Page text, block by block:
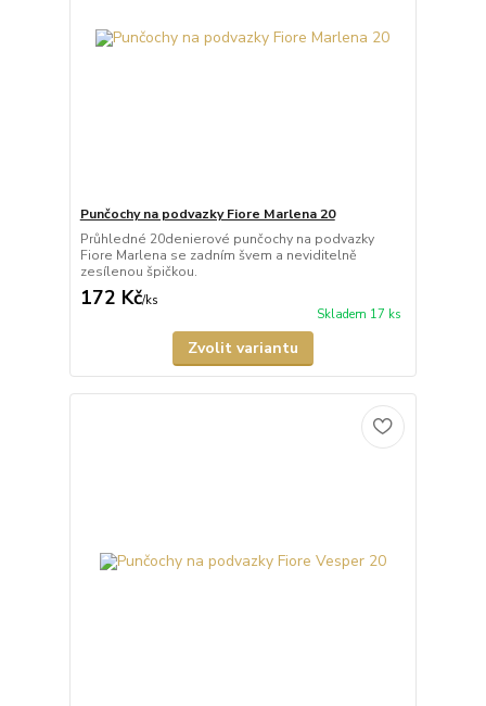
Punčochy na podvazky Fiore Marlena 20
Průhledné 20denierové punčochy na podvazky
Fiore Marlena se zadním švem a neviditelně
zesílenou špičkou.
172 Kč/ks
Skladem 17 ks
Zvolit variantu